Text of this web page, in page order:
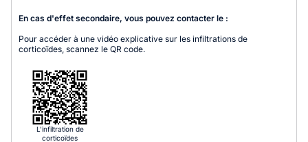
En cas d'effet secondaire, vous pouvez contacter le :
Pour accéder à une vidéo explicative sur les infiltrations de
corticoïdes, scannez le QR code.
L'infiltration de
corticoïdes